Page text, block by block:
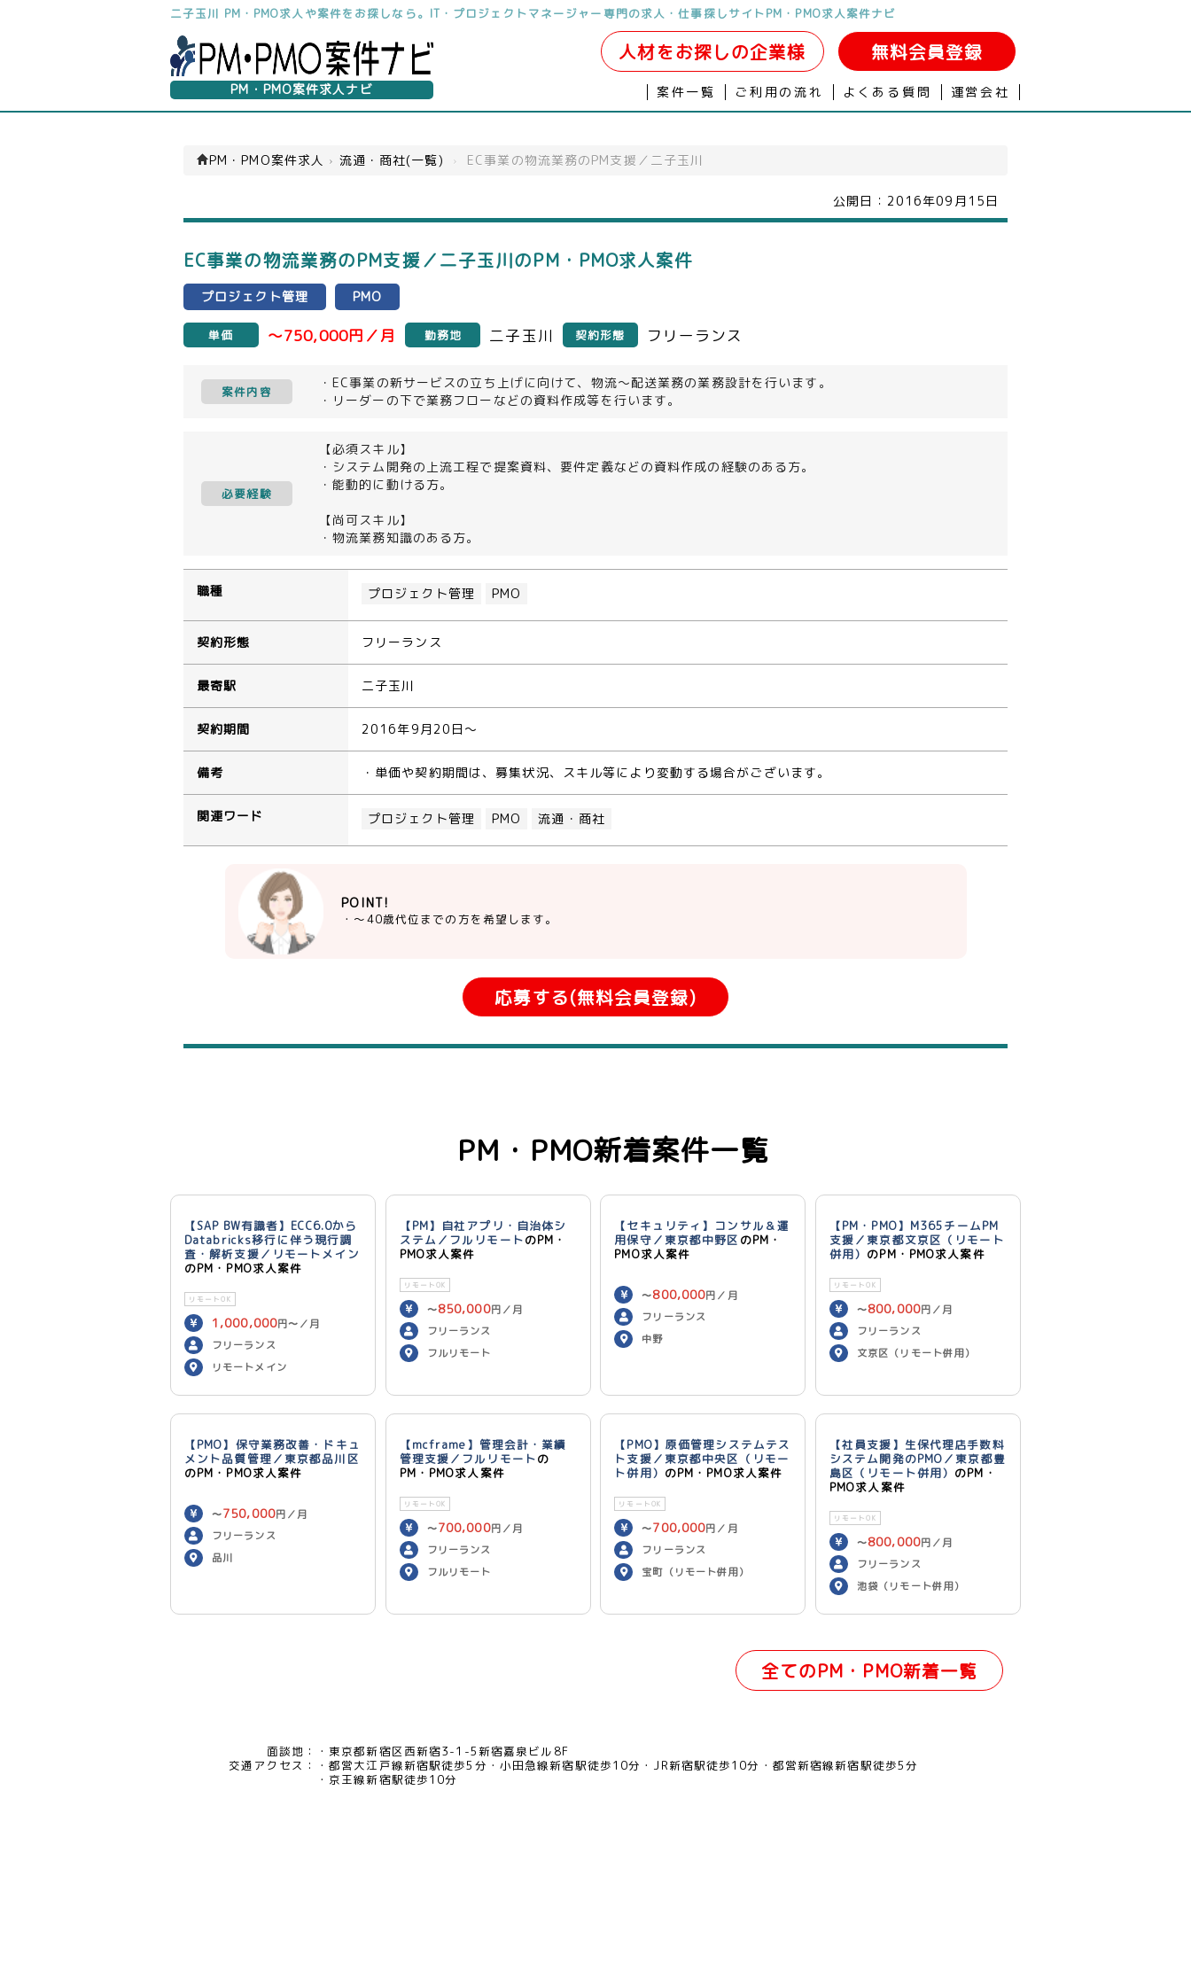
二子玉川 PM・PMO求人や案件をお探しなら。IT・プロジェクトマネージャー専門の求人・仕事探しサイトPM・PMO求人案件ナビ
PM・PMO案件求人ナビ
人材をお探しの企業様 無料会員登録
案件一覧 ご利用の流れ よくある質問 運営会社
PM・PMO案件求人 › 流通・商社(一覧) › EC事業の物流業務のPM支援／二子玉川
公開日： 2016年09月15日
EC事業の物流業務のPM支援／二子玉川のPM・PMO求人案件
プロジェクト管理 PMO
単価 ～750,000円／月 勤務地 二子玉川 契約形態 フリーランス
案件内容
・EC事業の新サービスの立ち上げに向けて、物流～配送業務の業務設計を行います。
・リーダーの下で業務フローなどの資料作成等を行います。
必要経験
【必須スキル】
・システム開発の上流工程で提案資料、要件定義などの資料作成の経験のある方。
・能動的に動ける方。
【尚可スキル】
・物流業務知識のある方。
職種 プロジェクト管理 PMO
契約形態 フリーランス
最寄駅 二子玉川
契約期間 2016年9月20日～
備考 ・単価や契約期間は、募集状況、スキル等により変動する場合がございます。
関連ワード プロジェクト管理 PMO 流通・商社
POINT!
・～40歳代位までの方を希望します。
応募する(無料会員登録)
PM・PMO新着案件一覧
【SAP BW有識者】ECC6.0から
Databricks移行に伴う現行調
査・解析支援／リモートメイン
のPM・PMO求人案件
リモートOK
1,000,000円〜／月
フリーランス
リモートメイン
【PM】自社アプリ・自治体シ
ステム／フルリモートのPM・
PMO求人案件
リモートOK
〜850,000円／月
フリーランス
フルリモート
【セキュリティ】コンサル＆運
用保守／東京都中野区 のPM・
PMO求人案件
〜800,000円／月
フリーランス
中野
【PM・PMO】M365チームPM
支援／東京都文京区（リモート
併用） のPM・PMO求人案件
リモートOK
〜800,000円／月
フリーランス
文京区（リモート併用）
【PMO】保守業務改善・ドキュ
メント品質管理／東京都品川区
のPM・PMO求人案件
〜750,000円／月
フリーランス
品川
【mcframe】管理会計・業績
管理支援／フルリモートの
PM・PMO求人案件
リモートOK
〜700,000円／月
フリーランス
フルリモート
【PMO】原価管理システムテス
ト支援／東京都中央区（リモー
ト併用） のPM・PMO求人案件
リモートOK
〜700,000円／月
フリーランス
宝町（リモート併用）
【社員支援】生保代理店手数料
システム開発のPMO／東京都豊
島区（リモート併用） のPM・
PMO求人案件
リモートOK
〜800,000円／月
フリーランス
池袋（リモート併用）
全てのPM・PMO新着一覧
面談地：
東京都新宿区西新宿3-1-5新宿嘉泉ビル8F
交通アクセス：
都営大江戸線新宿駅徒歩5分 小田急線新宿駅徒歩10分 JR新宿駅徒歩10分
都営新宿線新宿駅徒歩5分
京王線新宿駅徒歩10分